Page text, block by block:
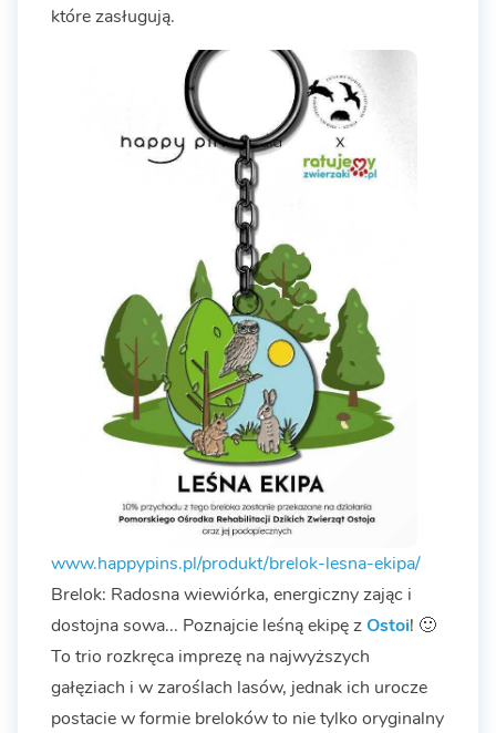
które zasługują.
www.happypins.pl/produkt/brelok-lesna-ekipa/
Brelok: Radosna wiewiórka, energiczny zając i
dostojna sowa... Poznajcie leśną ekipę zOstoi! 🙂
To trio rozkręca imprezę na najwyższych
gałęziach i w zaroślach lasów, jednak ich urocze
postacie w formie breloków to nie tylko oryginalny